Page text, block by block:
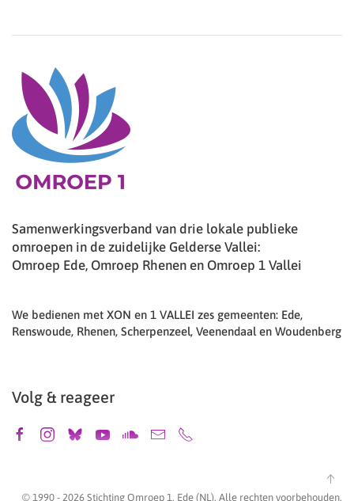
Samenwerkingsverband van drie lokale publieke
omroepen in de zuidelijke Gelderse Vallei:
Omroep Ede, Omroep Rhenen en Omroep 1 Vallei
We bedienen met XON en 1 VALLEI zes gemeenten: Ede,
Renswoude, Rhenen, Scherpenzeel, Veenendaal en Woudenberg
Volg & reageer
© 1990 - 2026 Stichting Omroep 1, Ede (NL). Alle rechten voorbehouden.